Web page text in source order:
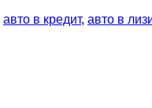
авто в кредит, авто в